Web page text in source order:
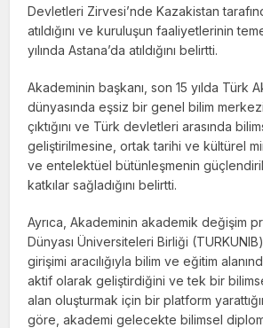
Devletleri Zirvesi’nde Kazakistan
atıldığını ve kuruluşun faaliyetlerinin
yılında Astana’da atıldığını belirtti.
Akademinin başkanı, son 15 yılda Türk
dünyasında eşsiz bir genel bilim
çıktığını ve Türk devletleri arasında
geliştirilmesine, ortak tarihi ve kültürel
ve entelektüel bütünleşmenin
katkılar sağladığını belirtti.
Ayrıca, Akademinin akademik değişim
Dünyası Üniversiteleri Birliği
girişimi aracılığıyla bilim ve eğitim
aktif olarak geliştirdiğini ve tek bir
alan oluşturmak için bir platform
göre, akademi gelecekte bilimsel